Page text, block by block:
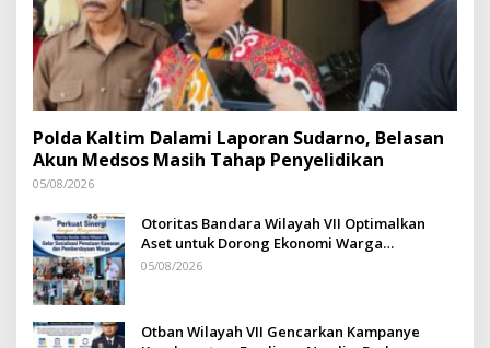
Polda Kaltim Dalami Laporan Sudarno, Belasan
Akun Medsos Masih Tahap Penyelidikan
05/08/2026
Otoritas Bandara Wilayah VII Optimalkan
Aset untuk Dorong Ekonomi Warga
Sepinggan
05/08/2026
Otban Wilayah VII Gencarkan Kampanye